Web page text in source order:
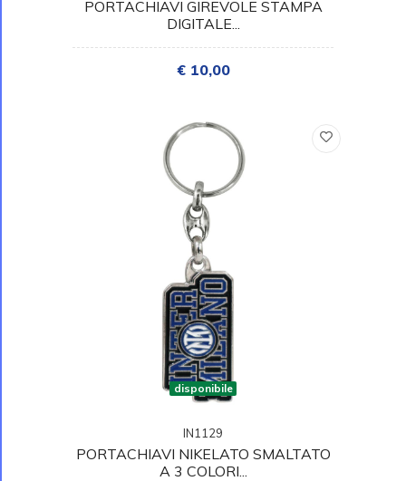
PORTACHIAVI GIREVOLE STAMPA
DIGITALE...
€ 10,00
disponibile
IN1129
PORTACHIAVI NIKELATO SMALTATO
A 3 COLORI...